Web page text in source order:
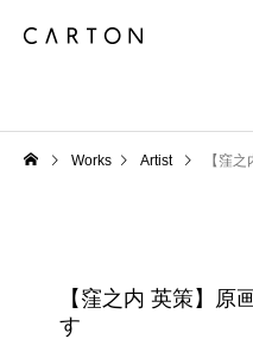
Works Artist 【窪
【窪之内 英策】原
す